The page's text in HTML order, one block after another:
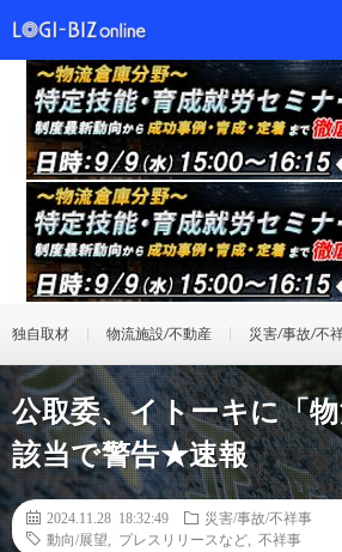
独自取材 物流施設/不動産 災害/事故/不
公取委、イトーキに「
該当で警告★速報
2024.11.28 18:32:49
災害/事故/不祥事
動向/展望
プレスリリースなど 不祥事